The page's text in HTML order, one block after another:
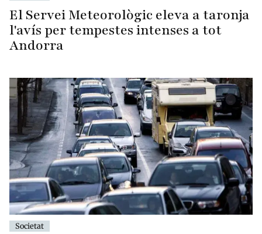
El Servei Meteorològic eleva a taronja
l'avís per tempestes intenses a tot
Andorra
Societat